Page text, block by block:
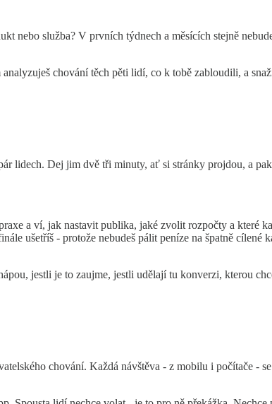
nebo služba? V prvních týdnech a měsících stejně
chování těch pěti lidí, co k tobě zabloudili, a
lidech. Dej jim dvě tři minuty, ať si stránky projdou, a
a ví, jak nastavit publika, jaké zvolit rozpočty a které
ušetříš - protože nebudeš pálit peníze na špatně cílené
jestli je to zaujme, jestli udělají tu konverzi, kterou
chování. Každá návštěva - z mobilu i počítače -